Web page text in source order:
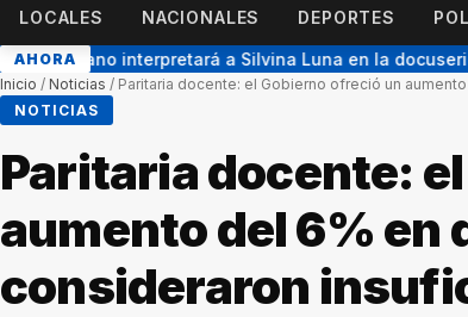
LOCALES NACIONALES DEPORTES
AHORA
Hermano interpretará a Silvina Luna en la docuserie
Inicio / Noticias / Paritaria docente: el Gobierno ofreció un
NOTICIAS
Paritaria docente:
aumento del 6% en
consideraron